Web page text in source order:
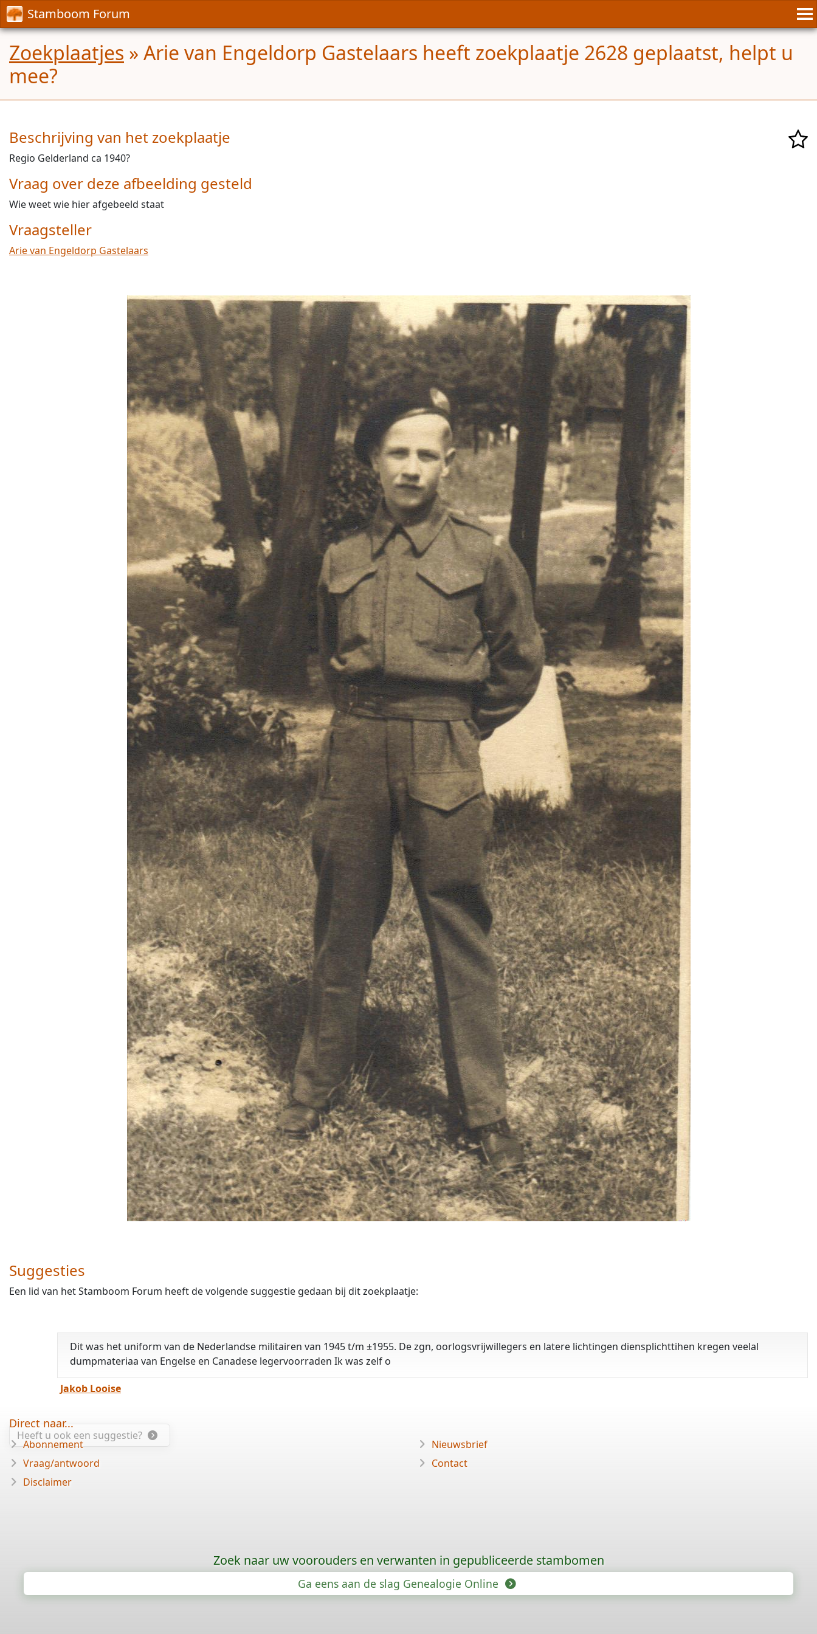
Stamboom Forum
Zoekplaatjes » Arie van Engeldorp Gastelaars heeft zoekplaatje 2628 geplaatst, helpt u
mee?
Beschrijving van het zoekplaatje
Regio Gelderland ca 1940?
Vraag over deze afbeelding gesteld
Wie weet wie hier afgebeeld staat
Vraagsteller
Arie van Engeldorp Gastelaars
Suggesties
Een lid van het Stamboom Forum heeft de volgende suggestie gedaan bij dit zoekplaatje:
Dit was het uniform van de Nederlandse militairen van 1945 t/m ±1955. De zgn, oorlogsvrijwillegers en latere lichtingen diensplichttihen kregen veelal
dumpmateriaa van Engelse en Canadese legervoorraden Ik was zelf o
Jakob Looise
Heeft u ook een suggestie?
Direct naar...
Abonnement
Vraag/antwoord
Disclaimer
Nieuwsbrief
Contact
Zoek naar uw voorouders en verwanten in gepubliceerde stambomen
Ga eens aan de slag Genealogie Online